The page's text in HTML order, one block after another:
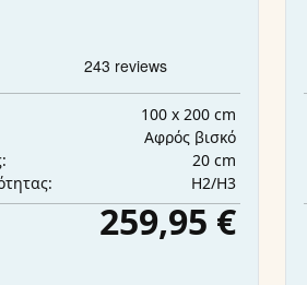
100 x 200 cm
Αφρός βισκό
20 cm
H2/H3
259,95 €